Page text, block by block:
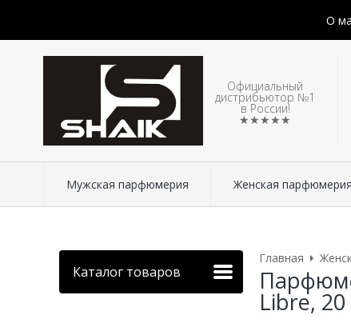
О
Официальный
дистрибьютор №1
в России!
★★★★★
Мужская парфюмерия Женская парфюмерия
Каталог товаров
Главная
Libre,